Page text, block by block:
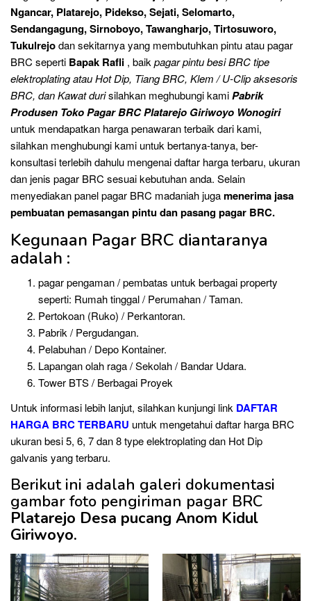
Ngancar, Platarejo, Pidekso, Sejati, Selomarto,
Sendangagung, Sirnoboyo, Tawangharjo, Tirtosuworo,
Tukulrejodan sekitarnya yang membutuhkan pintu atau pagar
BRC seperti Bapak Rafli , baik pagar pintu besi BRC tipe
elektroplating atau Hot Dip, Tiang BRC, Klem / U-Clip aksesoris
BRC, dan Kawatdurisilahkan meghubungi kamiPabrik
Produsen Toko Pagar BRC Platarejo Giriwoyo Wonogiri
untuk mendapatkan harga penawaran terbaik dari kami,
silahkan menghubungi kami untuk bertanya-tanya, ber-
konsultasi terlebih dahulu mengenai daftar harga terbaru, ukuran
dan jenis pagar BRC sesuai kebutuhan anda. Selain
menyediakan panel pagar BRC madaniah jugamenerima jasa
pembuatan pemasangan pintu dan pasang pagar BRC.
Kegunaan Pagar BRC diantaranya
adalah :
pagar pengaman / pembatas untuk berbagai property
seperti: Rumah tinggal / Perumahan / Taman.
Pertokoan (Ruko) / Perkantoran.
Pabrik / Pergudangan.
Pelabuhan / Depo Kontainer.
Lapangan olah raga / Sekolah / Bandar Udara.
Tower BTS / Berbagai Proyek
Untuk informasi lebih lanjut, silahkan kunjungi link DAFTAR
HARGA BRC TERBARU untuk mengetahui daftar harga BRC
ukuran besi 5, 6, 7 dan 8 type elektroplating dan Hot Dip
galvanis yang terbaru.
Berikut ini adalah galeri dokumentasi
gambar foto pengiriman pagar BRC
Platarejo Desa pucang Anom Kidul
Giriwoyo.